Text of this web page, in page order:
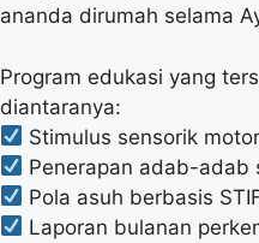
ananda dirumah selama
Program edukasi yang
diantaranya:
Stimulus sensorik
Penerapan adab-adab
Pola asuh berbasis
Laporan bulanan